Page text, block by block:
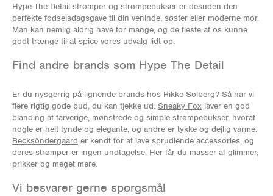
Hype The Detail-strømper og strømpebukser er desuden den
perfekte fødselsdagsgave til din veninde, søster eller moderne mor.
Man kan nemlig aldrig have for mange, og de fleste af os kunne
godt trænge til at spice vores udvalg lidt op.
Find andre brands som Hype The Detail
Er du nysgerrig på lignende brands hos Rikke Solberg? Så har vi
flere rigtig gode bud, du kan tjekke ud. Sneaky Fox laver en god
blanding af farverige, mønstrede og simple strømpebukser, hvoraf
nogle er helt tynde og elegante, og andre er tykke og dejlig varme.
Becksöndergaard er kendt for at lave sprudlende accessories, og
deres strømper er ingen undtagelse. Her får du masser af glimmer,
prikker og meget mere.
Vi besvarer gerne spørgsmål